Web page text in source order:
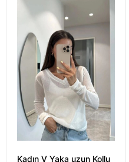
Kadın V Yaka uzun Kollu